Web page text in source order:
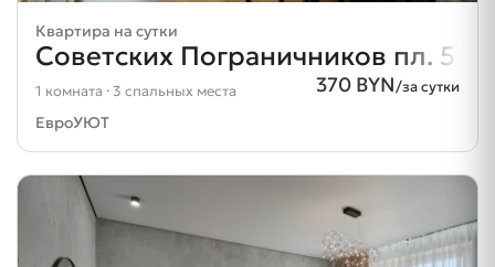
Квартира на сутки
Советских Пограничников пл. 57
370 BYN/за сутки
1 комната · 3 спальных места
ЕвроУЮТ